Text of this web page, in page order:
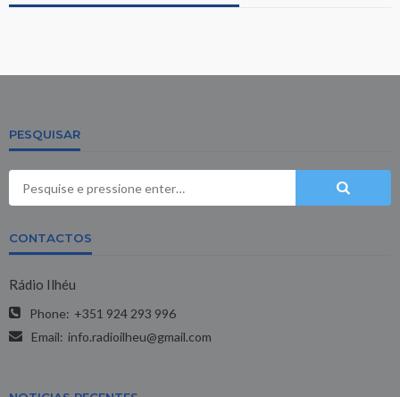
PESQUISAR
CONTACTOS
Rádio Ilhéu
Phone: +351 924 293 996
Email: info.radioilheu@gmail.com